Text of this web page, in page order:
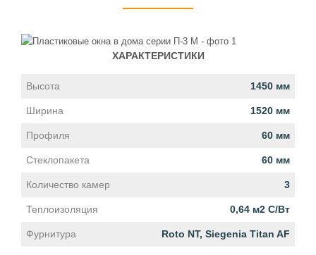
ХАРАКТЕРИСТИКИ
Высота 1450 мм
Ширина 1520 мм
Профиля 60 мм
Стеклопакета 60 мм
Количество камер 3
Теплоизоляция 0,64 м2 С/Вт
Фурнитура Roto NT, Siegenia Titan AF